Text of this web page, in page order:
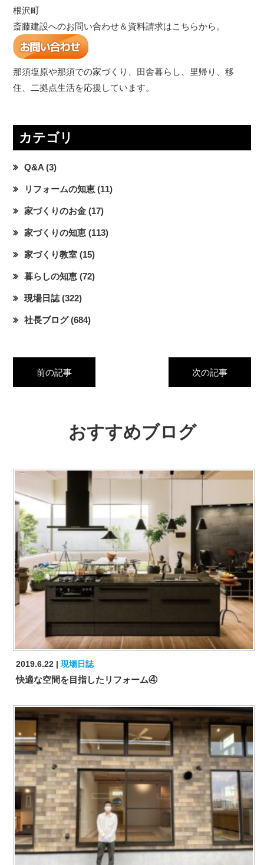
根沢町
斎藤建設へのお問い合わせ＆資料請求はこちらから。
那須塩原や那須での家づくり、田舎暮らし、里帰り、移
住、二拠点生活を応援しています。
カテゴリ
Q&A (3)
リフォームの知恵 (11)
家づくりのお金 (17)
家づくりの知恵 (113)
家づくり教室 (15)
暮らしの知恵 (72)
現場日誌 (322)
社長ブログ(684)
前の記事 次の記事
おすすめブログ
2019.6.22 現場日誌
快適な空間を目指したリフォーム④